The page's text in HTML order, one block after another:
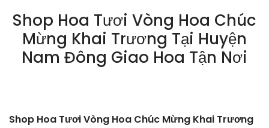
Shop Hoa Tươi Vòng Hoa Chúc
Mừng Khai Trương Tại Huyện
Nam Đông Giao Hoa Tận Nơi
Shop Hoa Tươi Vòng Hoa Chúc Mừng Khai Trương